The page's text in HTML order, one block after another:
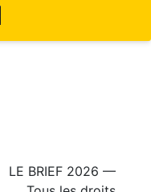
LE BRIEF 2026 —